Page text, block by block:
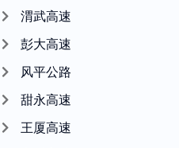
渭武高速
彭大高速
风平公路
甜永高速
王厦高速